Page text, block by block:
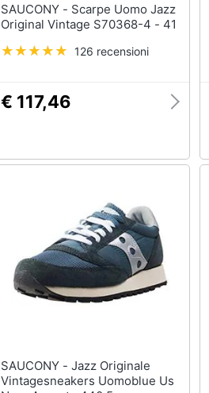
SAUCONY - Scarpe Uomo Jazz
Original Vintage S70368-4 - 41
126 recensioni
€ 117,46
SAUCONY - Jazz Originale
Vintagesneakers Uomoblue Us